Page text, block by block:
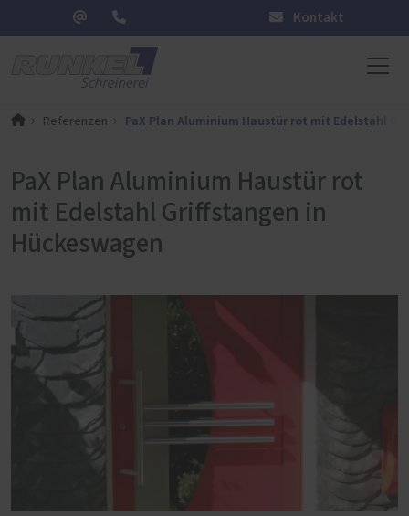
Kontakt
Referenzen PaX Plan Aluminium Haustür rot mit Edelstahl
PaX Plan Aluminium Haustür rot
mit Edelstahl Griffstangen in
Hückeswagen